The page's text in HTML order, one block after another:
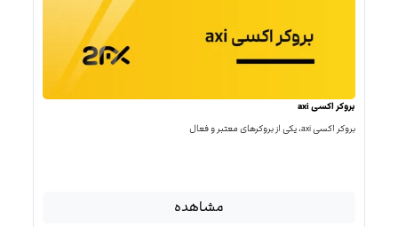
بروکر اکسی axi
بروکر اکسی axi، یکی از بروکرهای معتبر و فعال
مشاهده